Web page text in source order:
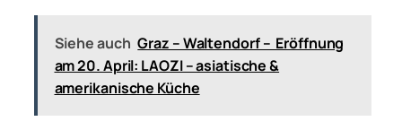
Siehe auch Graz – Waltendorf – Eröffnung
am 20. April: LAOZI – asiatische &
amerikanische Küche